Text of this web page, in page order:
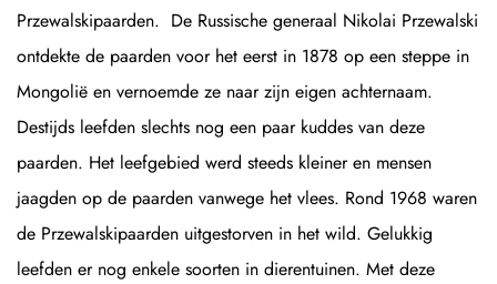
Przewalskipaarden. De Russische generaal Nikolai Przewalski
ontdekte de paarden voor het eerst in 1878 op een steppe in
Mongolië en vernoemde ze naar zijn eigen achternaam.
Destijds leefden slechts nog een paar kuddes van deze
paarden. Het leefgebied werd steeds kleiner en mensen
jaagden op de paarden vanwege het vlees. Rond 1968 waren
de Przewalskipaarden uitgestorven in het wild. Gelukkig
leefden er nog enkele soorten in dierentuinen. Met deze